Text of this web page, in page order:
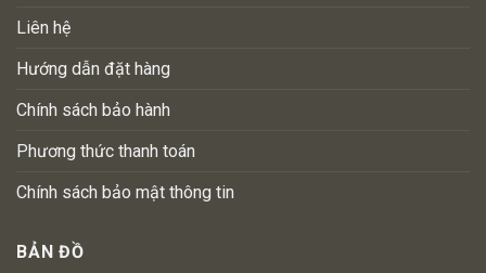
Liên hệ
Hướng dẫn đặt hàng
Chính sách bảo hành
Phương thức thanh toán
Chính sách bảo mật thông tin
BẢN ĐỒ